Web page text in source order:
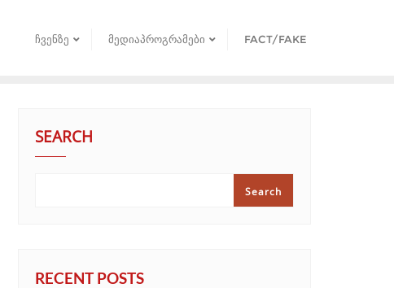
ᲩᲕᲔᲜᲖᲔ ᲛᲔᲓᲘᲐᲞᲠᲝᲒᲠᲐᲛᲔᲑᲘ FACT/FAKE
SEARCH
Search
RECENT POSTS